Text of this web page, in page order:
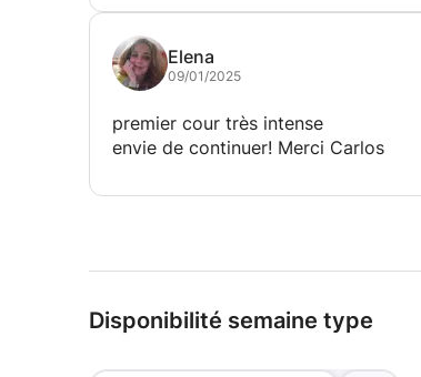
Elena
09/01/2025
premier cour très intense
envie de continuer! Merci Carlos
Disponibilité semaine type